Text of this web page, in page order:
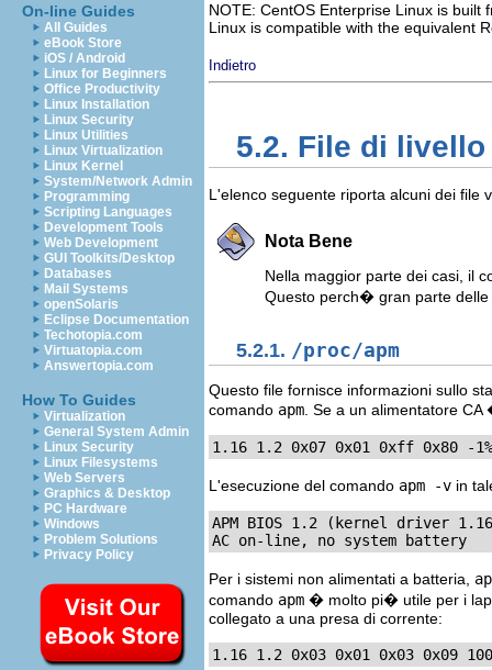
On-line Guides
All Guides
eBook Store
iOS / Android
Linux for Beginners
Office Productivity
Linux Installation
Linux Security
Linux Utilities
Linux Virtualization
Linux Kernel
System/Network Admin
Programming
Scripting Languages
Development Tools
Web Development
GUI Toolkits/Desktop
Databases
Mail Systems
openSolaris
Eclipse Documentation
Techotopia.com
Virtuatopia.com
Answertopia.com
How To Guides
Virtualization
General System Admin
Linux Security
Linux Filesystems
Web Servers
Graphics & Desktop
PC Hardware
Windows
Problem Solutions
Privacy Policy
NOTE: CentOS Enterprise Linux is
Linux is compatible with the equivalent
Indietro
5.2. File di
L'elenco seguente riporta alcuni dei
Nota Bene
Nella maggior parte dei casi, il
Questo perch� gran parte
5.2.1. /proc/apm
Questo file fornisce informazioni sullo
comando apm . Se a un alimentatore
1.16 1.2 0x07 0x01 0xff 0x80 -
L'esecuzione del comando apm -v in
APM BIOS 1.2 (kernel driver
AC on-line, no system battery
Per i sistemi non alimentati a batteria,
comando apm � molto pi� utile per i
collegato a una presa di corrente:
1.16 1.2 0x03 0x01 0x03 0x09